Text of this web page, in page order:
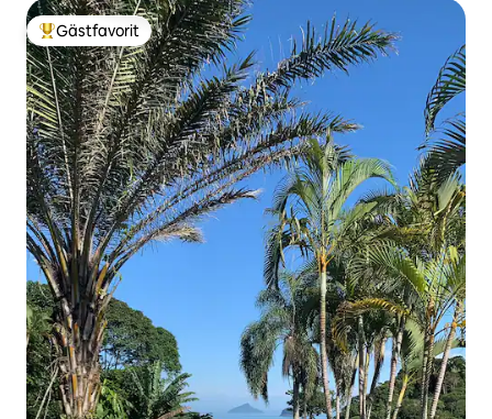
Populär gästfavorit
Gästfavorit